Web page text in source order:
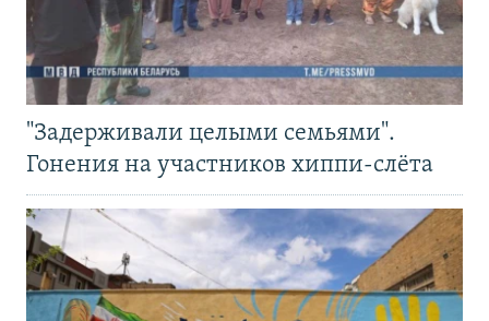
"Задерживали целыми семьями".
Гонения на участников хиппи-слёта